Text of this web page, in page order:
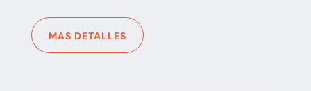
MAS DETALLES